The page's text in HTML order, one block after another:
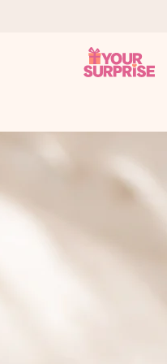
możesz go dać
lub wiadomością,